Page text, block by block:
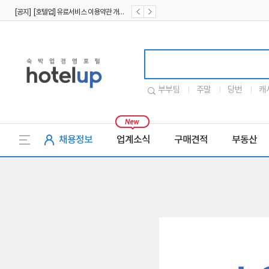
부부팀 주말 당번 캐
채용정보 업계소식 구매견적 부동산